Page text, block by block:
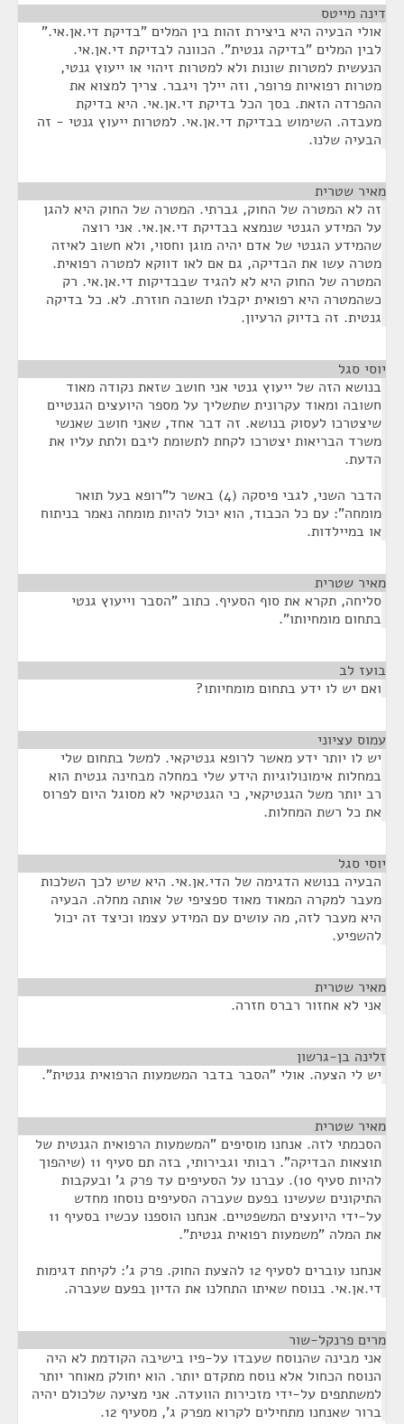
דינה מייטס
אולי הבעיה היא ביצירת זהות בין המלים "בדיקת די.אן.אי."
לבין המלים "בדיקה גנטית". הכוונה לבדיקת די.אן.אי.
הנעשית למטרות שונות ולא למטרות זיהוי או ייעוץ גנטי,
מטרות רפואיות פרופר, וזה יילך ויגבר. צריך למצוא את
ההפרדה הזאת. בסך הכל בדיקת די.אן.אי. היא בדיקת
מעבדה. השימוש בבדיקת די.אן.אי. למטרות ייעוץ גנטי - זה
הבעיה שלנו.
מאיר שטרית
זה לא המטרה של החוק, גברתי. המטרה של החוק היא להגן
על המידע הגנטי שנמצא בבדיקת די.אן.אי. אני רוצה
שהמידע הגנטי של אדם יהיה מוגן וחסוי, ולא חשוב לאיזה
מטרה עשו את הבדיקה, גם אם לאו דווקא למטרה רפואית.
המטרה של החוק היא לא להגיד שבבדיקות די.אן.אי. רק
כשהמטרה היא רפואית יקבלו תשובה חוזרת. לא. כל בדיקה
גנטית. זה בדיוק הרעיון.
יוסי סגל
בנושא הזה של ייעוץ גנטי אני חושב שזאת נקודה מאוד
חשובה ומאוד עקרונית שתשליך על מספר היועצים הגנטיים
שיצטרכו לעסוק בנושא. זה דבר אחד, שאני חושב שאנשי
משרד הבריאות יצטרכו לקחת לתשומת ליבם ולתת עליו את
הדעת.
הדבר השני, לגבי פיסקה (4) באשר ל"רופא בעל תואר
מומחה": עם כל הכבוד, הוא יכול להיות מומחה נאמר בניתוח
או במיילדות.
מאיר שטרית
סליחה, תקרא את סוף הסעיף. כתוב "הסבר וייעוץ גנטי
בתחום מומחיותו".
בועז לב
ואם יש לו ידע בתחום מומחיותו?
עמוס עציוני
יש לו יותר ידע מאשר לרופא גנטיקאי. למשל בתחום שלי
במחלות אימונולוגיות הידע שלי במחלה מבחינה גנטית הוא
רב יותר משל הגנטיקאי, כי הגנטיקאי לא מסוגל היום לפרוס
את כל רשת המחלות.
יוסי סגל
הבעיה בנושא הדגימה של הדי.אן.אי. היא שיש לכך השלכות
מעבר למקרה המאוד מאוד ספציפי של אותה מחלה. הבעיה
היא מעבר לזה, מה עושים עם המידע עצמו וכיצד זה יכול
להשפיע.
מאיר שטרית
אני לא אחזור רברס חזרה.
זלינה בן-גרשון
יש לי הצעה. אולי "הסבר בדבר המשמעות הרפואית גנטית".
מאיר שטרית
הסכמתי לזה. אנחנו מוסיפים "המשמעות הרפואית הגנטית של
תוצאות הבדיקה". רבותי וגבירותי, בזה תם סעיף 11 (שיהפוך
להיות סעיף 10). עברנו על הסעיפים עד פרק ג' ובעקבות
התיקונים שעשינו בפעם שעברה הסעיפים נוסחו מחדש
על-ידי היועצים המשפטיים. אנחנו הוספנו עכשיו בסעיף 11
את המלה "משמעות רפואית גנטית".
אנחנו עוברים לסעיף 12 להצעת החוק. פרק ג': לקיחת דגימות
די.אן.אי. בנוסח שאיתו התחלנו את הדיון בפעם שעברה.
מרים פרנקל-שור
אני מבינה שהנוסח שעבדו על-פיו בישיבה הקודמת לא היה
הנוסח הכחול אלא נוסח מתקדם יותר. הוא יחולק מאוחר יותר
למשתתפים על-ידי מזכירות הוועדה. אני מציעה שלכולם יהיה
ברור שאנחנו מתחילים לקרוא מפרק ג', מסעיף 12.